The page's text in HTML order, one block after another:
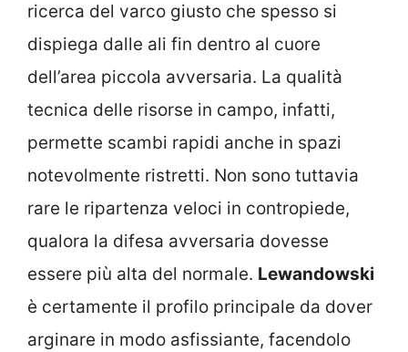
ricerca del varco giusto che spesso si
dispiega dalle ali fin dentro al cuore
dell’area piccola avversaria. La qualità
tecnica delle risorse in campo, infatti,
permette scambi rapidi anche in spazi
notevolmente ristretti. Non sono tuttavia
rare le ripartenza veloci in contropiede,
qualora la difesa avversaria dovesse
essere più alta del normale. Lewandowski
è certamente il profilo principale da dover
arginare in modo asfissiante, facendolo